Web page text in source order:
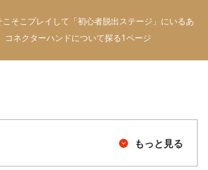
そこプレイして「初心者脱出ステージ」にいるあ
コネクターハンドについて探る1ページ
もっと見る